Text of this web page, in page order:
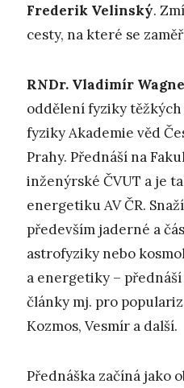
Frederik Velinský.
cesty, na které se
RNDr. Vladimír
oddělení fyziky
fyziky Akademie věd
Prahy. Přednáší na
inženýrské ČVUT a je
energetiku AV ČR.
především jaderné a
astrofyziky nebo
a energetiky –
články mj. pro
Kozmos, Vesmír a další.
Přednáška začíná jako